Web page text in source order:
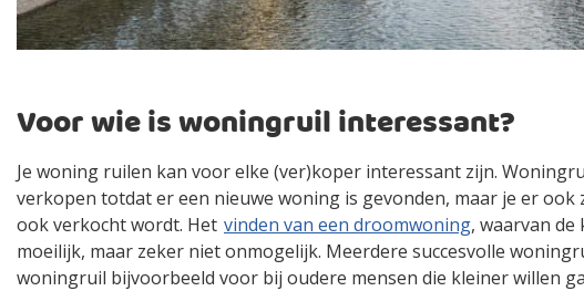
Voor wie is woningruil interessant?
Je woning ruilen kan voor elke (ver)koper interessant zijn.
verkopen totdat er een nieuwe woning is gevonden, maar je er
ook verkocht wordt. Het vinden van een droomwoning, waarvan
moeilijk, maar zeker niet onmogelijk. Meerdere succesvolle
woningruil bijvoorbeeld voor bij oudere mensen die kleiner willen